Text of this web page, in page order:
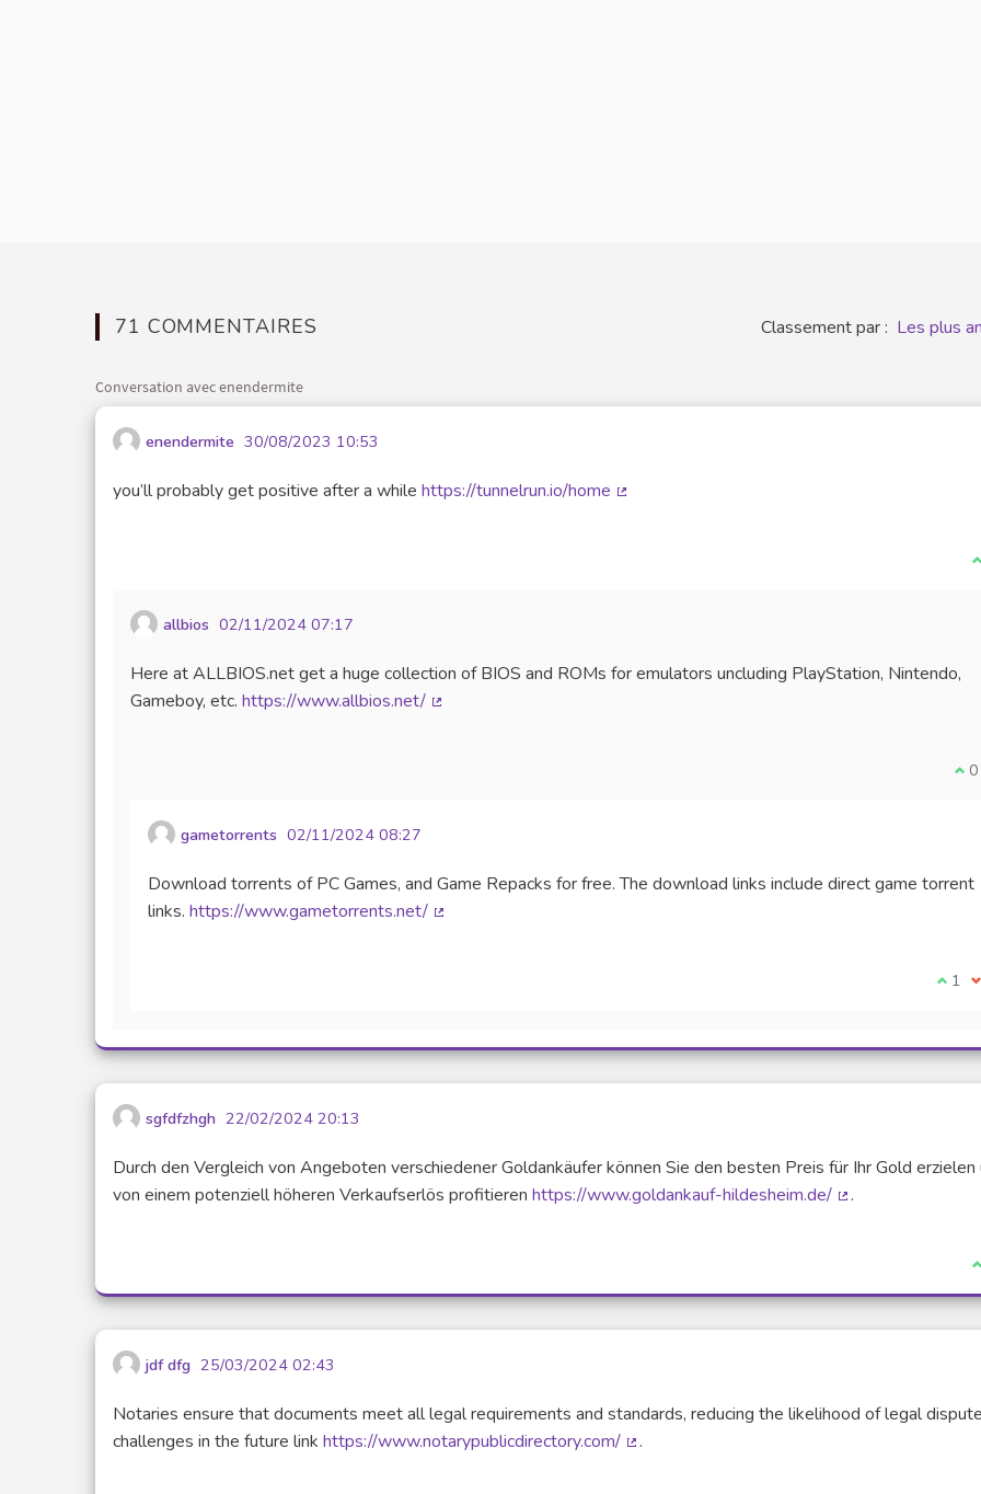
71 COMMENTAIRES Classement par : Les plus
Conversation avec enendermite
enendermite 30/08/2023 10:53
you’ll probably get positive after a while https://tunnelrun.io/home
allbios 02/11/2024 07:17
Here at ALLBIOS.net get a huge collection of BIOS and ROMs for emulators uncluding PlayStation, Nintendo,
Gameboy, etc. https://www.allbios.net/
Je0
gametorrents 02/11/2024 08:27
Download torrents of PC Games, and Game Repacks for free. The download links include direct game torrent
links. https://www.gametorrents.net/
Je1
sgfdfzhgh 22/02/2024 20:13
Durch den Vergleich von Angeboten verschiedener Goldankäufer können Sie den besten Preis für Ihr Gold erzielen
von einem potenziell höheren Verkaufserlös profitieren https://www.goldankauf-hildesheim.de/ .
jdf dfg 25/03/2024 02:43
Notaries ensure that documents meet all legal requirements and standards, reducing the likelihood of legal
challenges in the future link https://www.notarypublicdirectory.com/ .